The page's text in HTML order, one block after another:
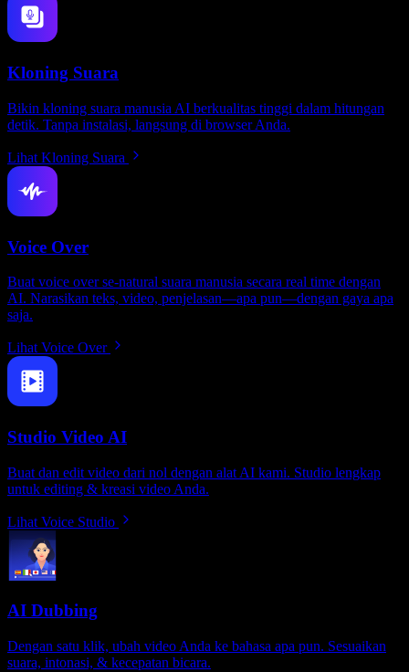
Kloning Suara
Bikin kloning suara manusia AI berkualitas tinggi dalam hitungan
detik. Tanpa instalasi, langsung di browser Anda.
Lihat Kloning Suara
Voice Over
Buat voice over se-natural suara manusia secara real time dengan
AI. Narasikan teks, video, penjelasan—apa pun—dengan gaya apa
saja.
Lihat Voice Over
Studio Video AI
Buat dan edit video dari nol dengan alat AI kami. Studio lengkap
untuk editing & kreasi video Anda.
Lihat Voice Studio
AI Dubbing
Dengan satu klik, ubah video Anda ke bahasa apa pun. Sesuaikan
suara, intonasi, & kecepatan bicara.